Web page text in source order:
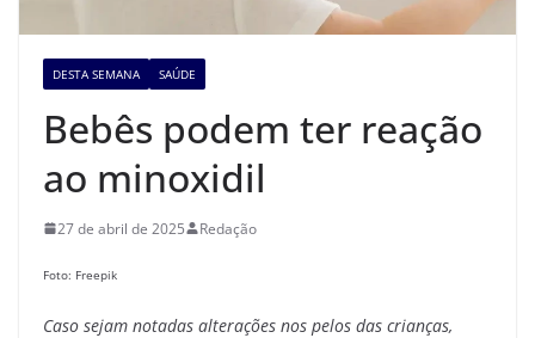
DESTA SEMANA SAÚDE
Bebês podem ter reação
ao minoxidil
27 de abril de 2025 Redação
Foto: Freepik
Caso sejam notadas alterações nos pelos das crianças,